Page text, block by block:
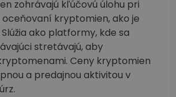
zohrávajú kľúčovú úlohu pri
kryptomien, ako je
ako platformy, kde sa
stretávajú, aby
Ceny kryptomien
a predajnou aktivitou v